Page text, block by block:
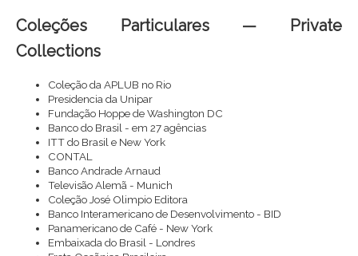
Coleções Particulares — Private
Collections
Coleção da APLUB no Rio
Presidencia da Unipar
Fundação Hoppe de Washington DC
Banco do Brasil - em 27 agências
ITT do Brasil e New York
CONTAL
Banco Andrade Arnaud
Televisão Alemã - Munich
Coleção José Olimpio Editora
Banco Interamericano de Desenvolvimento - BID
Panamericano de Café - New York
Embaixada do Brasil - Londres